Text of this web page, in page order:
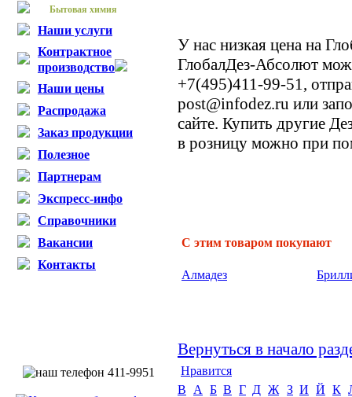
Бытовая химия
Наши услуги
Контрактное
производство
Наши цены
Распродажа
Заказ продукции
Полезное
Партнерам
Экспресс-инфо
Справочники
Вакансии
Контакты
У нас низкая цена на
ГлобалДез-Абсолют
+7(495)411-99-51,
post@infodez.ru или
сайте. Купить другие
в розницу можно при
С этим товаром покупают
Алмадез
Вернуться в начало
Нравится
B
А Б В Г Д Ж З И Й К